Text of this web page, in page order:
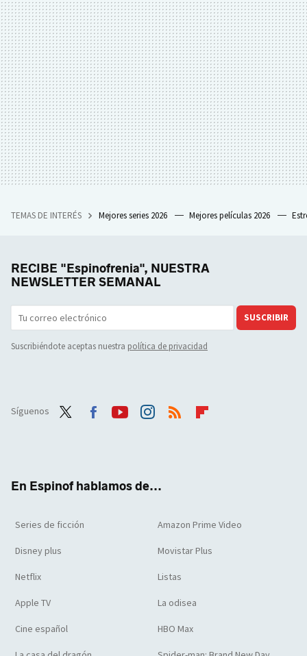
TEMAS DE INTERÉS Mejores series 2026 Mejores películas 2026
RECIBE "Espinofrenia", NUESTRA
NEWSLETTER SEMANAL
SUSCRIBIR
Suscribiéndote aceptas nuestra política de privacidad
Síguenos
En Espinof hablamos de...
Series de ficción Amazon Prime Video
Disney plus Movistar Plus
Netflix Listas
Apple TV La odisea
Cine español HBO Max